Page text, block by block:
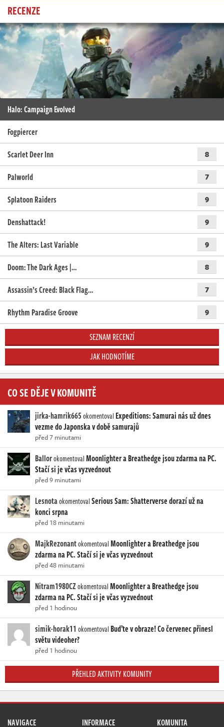
RECENZE
Halo: Campaign Evolved
Fogpiercer
Scarlet Deer Inn
8
Palworld 7
Splatoon Raiders 9
Denshattack! 9
The Alters: Last Variable 9
Doom: The Dark Ages |… 8
Assassin’s Creed: Black Flag… 7
Rhythm Paradise Groove 9
SEZNAM RECENZÍ
JAK HODNOTÍME
CO SE DĚJE V KOMUNITĚ
jirka-hamrik665okomentoval Expeditions: Samurai nás už dnes
vezme do Japonska v době samurajů
před 7 minutami
BallorokomentovalMoonlighter a Breathedge jsou zdarma na PC.
Stačí si je včas vyzvednout
před 9 minutami
LesnotaokomentovalSerious Sam: Shatterverse dorazí už na
konci srpna
před 18 minutami
MajkRezonantokomentovalMoonlighter a Breathedge jsou
zdarma na PC. Stačí si je včas vyzvednout
před 48 minutami
Nitram1980CZokomentovalMoonlighter a Breathedge jsou
zdarma na PC. Stačí si je včas vyzvednout
před 1 hodinou
simik-horak11 okomentoval Buďte v obraze! Co červenec přinesl
světu videoher?
před 1 hodinou
PŘEHLED AKTIVITY KOMUNITY
NAVIGACE INFORMACE KOMUNITA